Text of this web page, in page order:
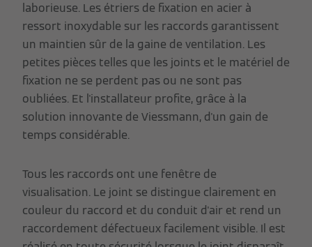
laborieuse. Les étriers de fixation en acier à
ressort inoxydable sur les raccords garantissent
un maintien sûr de la gaine de ventilation. Les
petites pièces telles que les joints et le matériel de
fixation ne se perdent pas ou ne sont pas
oubliées. Et l'installateur profite, grâce à la
solution innovante de Viessmann, d'un gain de
temps considérable.
Tous les raccords ont une fenêtre de
visualisation. Le joint se distingue clairement en
couleur du raccord et du conduit d'air et rend un
raccordement défectueux facilement visible. Il est